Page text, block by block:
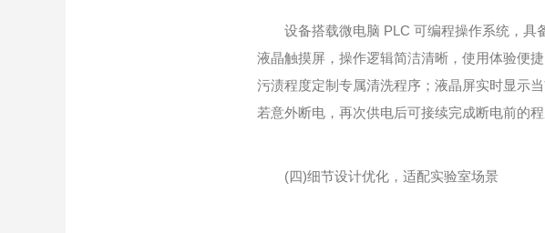
设备搭载微电脑 PLC 可编程操作系统，具
液晶触摸屏，操作逻辑简洁清晰，使用体验便
污渍程度定制专属清洗程序；液晶屏实时显示
若意外断电，再次供电后可接续完成断电前的
(四)细节设计优化，适配实验室场景